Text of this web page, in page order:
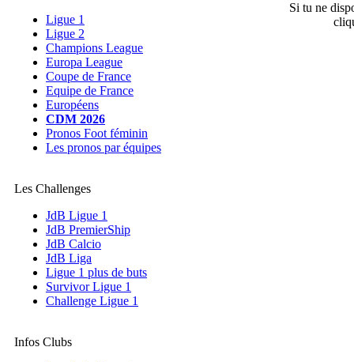
Ligue 1
Ligue 2
Champions League
Europa League
Coupe de France
Equipe de France
Européens
CDM 2026
Pronos Foot féminin
Les pronos par équipes
Les Challenges
JdB Ligue 1
JdB PremierShip
JdB Calcio
JdB Liga
Ligue 1 plus de buts
Survivor Ligue 1
Challenge Ligue 1
Infos Clubs
Si tu ne